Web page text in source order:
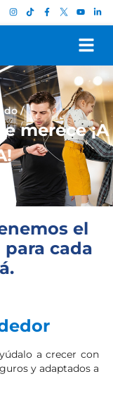
/
merece ¡A
el
cada
a crecer con
y adaptados a